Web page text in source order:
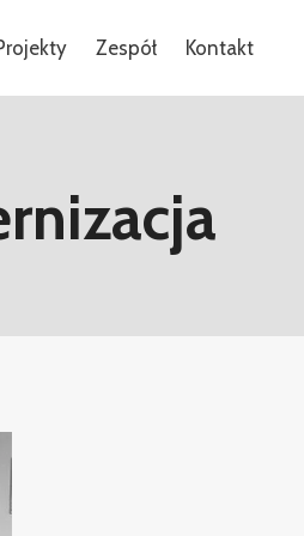
Zespół Kontakt